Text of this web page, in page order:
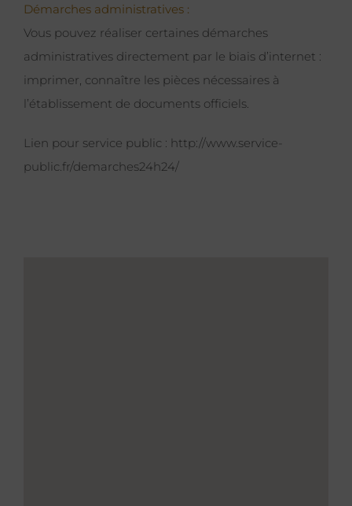
Démarches administratives :
Vous pouvez réaliser certaines démarches
administratives directement par le biais d’internet :
imprimer, connaître les pièces nécessaires à
l’établissement de documents officiels.
Lien pour service public : http://www.service-
public.fr/demarches24h24/